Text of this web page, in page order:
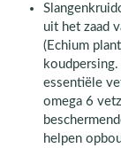
uit het zaad
(Echium
essentiële
omega 6
helpen